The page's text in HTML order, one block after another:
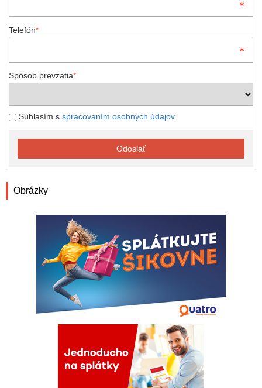
Telefón*
Spôsob prevzatia*
Súhlasím s spracovaním osobných údajov
Odoslať
Obrázky